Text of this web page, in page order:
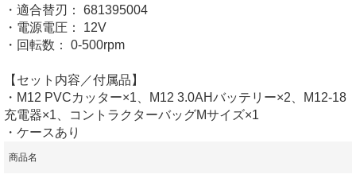
・適合替刃： 681395004
・電源電圧： 12V
・回転数： 0-500rpm
【セット内容／付属品】
・M12 PVCカッター×1、M12 3.0AHバッテリー×2、M12-18
充電器×1、コントラクターバッグMサイズ×1
・ケースあり
商品名